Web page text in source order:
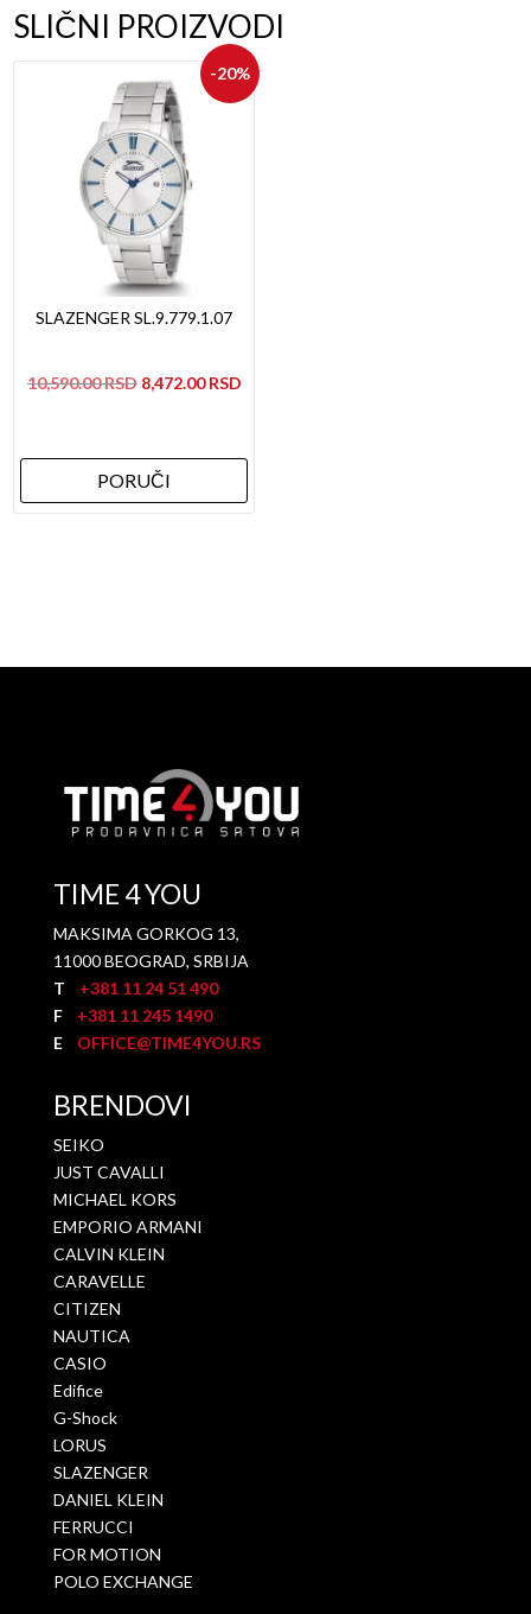
SLIČNI PROIZVODI
-20%
SLAZENGER SL.9.779.1.07
10,590.00
Originalna
bila:
10,590.00рсд.
8,472.00
Trenutna
PORUČI
TIME 4 YOU
MAKSIMA GORKOG 13,
11000 BEOGRAD, SRBIJA
T +381 11 24 51 490
F+381 11 245 1490
E OFFICE@TIME4YOU.RS
BRENDOVI
SEIKO
JUST CAVALLI
MICHAEL KORS
EMPORIO ARMANI
CALVIN KLEIN
CARAVELLE
CITIZEN
NAUTICA
CASIO
Edifice
G-Shock
LORUS
SLAZENGER
DANIEL KLEIN
FERRUCCI
FOR MOTION
POLO EXCHANGE